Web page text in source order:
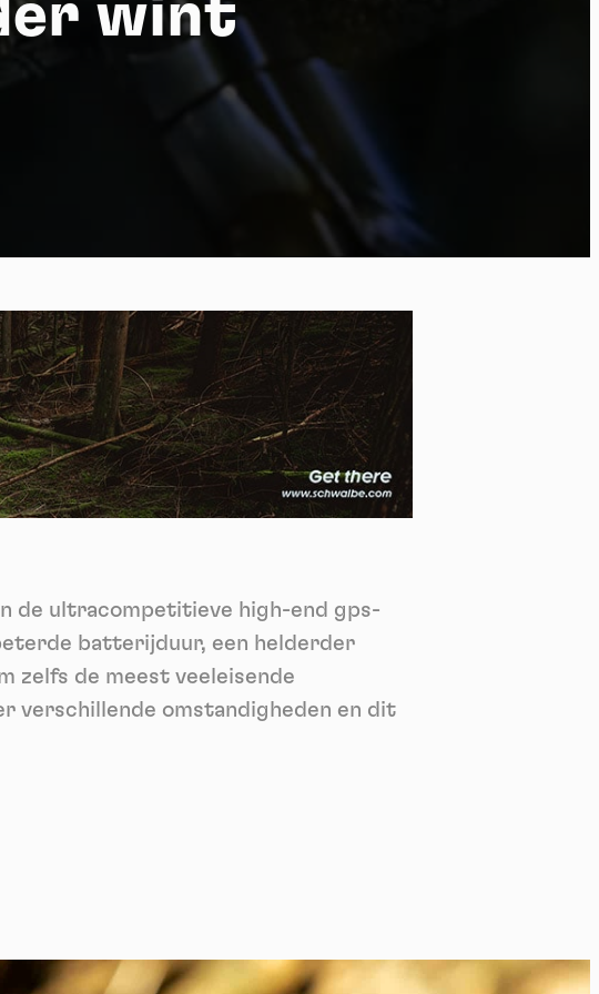
wint
de ultracompetitieve high-end gps-
batterijduur, een helderder
zelfs de meest veeleisende
verschillende omstandigheden en dit
me op elk moment
8 cookies.
4 cookies.